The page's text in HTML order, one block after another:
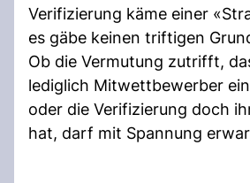
Verifizierung käme einer
es gäbe keinen triftigen
Ob die Vermutung zutrifft,
lediglich Mitwettbewerber
oder die Verifizierung doch
hat, darf mit Spannung